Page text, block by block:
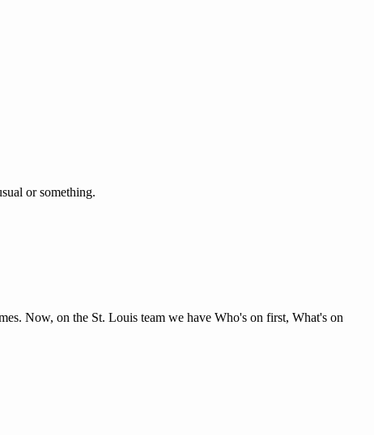
or something.
Now, on the St. Louis team we have Who's on first, What's on